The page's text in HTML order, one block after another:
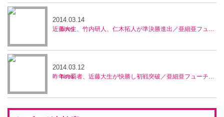
近藤大生、竹内研人、仁木拓人が準決勝進出／亜細亜フューチャーズ
2014.03.14
昨年の覇者、近藤大生が快勝し初戦突破／亜細亜フューチャーズ
2014.03.12